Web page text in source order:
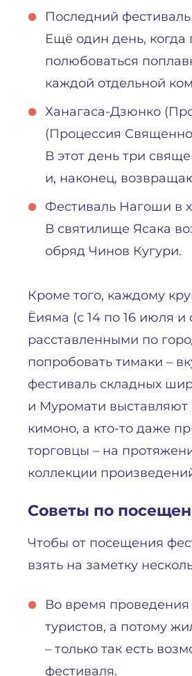
Последний
Ещё один день,
полюбоваться
каждой отдельной
Ханагаса-Дзюнко
(Процессия
В этот день три
и, наконец,
Фестиваль Нагоши в
В святилище Ясака
обряд Чинов Кугури.
Кроме того, каждому
Ёияма (с 14 по 16 июля
расставленными по
попробовать тимаки –
фестиваль складных
и Муромати
кимоно, а кто-то даже
торговцы – на
коллекции
Советы по
Чтобы от посещения
взять на заметку
Во время
туристов, а потому
– только так есть
фестиваля.